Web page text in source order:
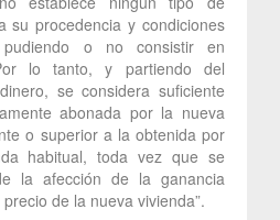
su procedencia y condiciones
o no consistir en
lo tanto, y partiendo del
se considera suficiente
abonada por la nueva
o superior a la obtenida por
habitual, toda vez que se
la afección de la ganancia
de la nueva vivienda”.